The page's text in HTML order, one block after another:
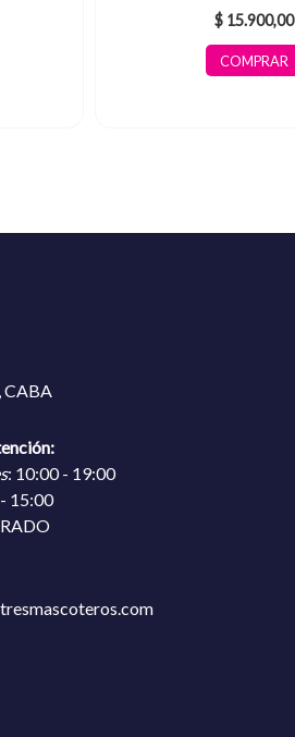
$15.900,00
COMPRAR
CABA
: 10:00 - 19:00
15:00